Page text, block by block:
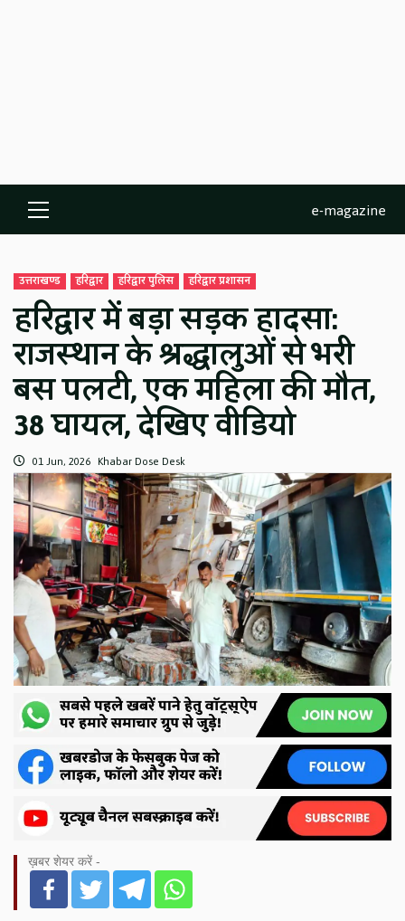
Primary
Menu
e-magazine
उत्तराखण्ड हरिद्वार हरिद्वार पुलिस हरिद्वार प्रशासन
हरिद्वार में बड़ा सड़क हादसा:
राजस्थान के श्रद्धालुओं से भरी
बस पलटी, एक महिला की मौत,
38 घायल, देखिए वीडियो
01 Jun, 2026 Khabar Dose Desk
ख़बर शेयर करें -